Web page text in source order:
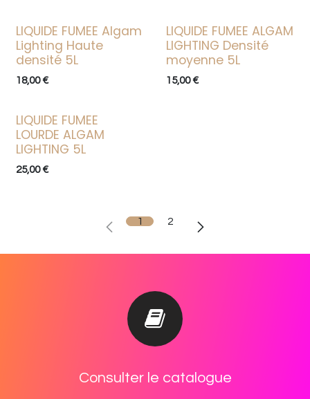
LIQUIDE FUMEE Algam
Lighting Haute
densité 5L
18,00€
LIQUIDE FUMEE ALGAM
LIGHTING Densité
moyenne 5L
15,00€
LIQUIDE FUMEE
LOURDE ALGAM
LIGHTING 5L
25,00€
1 2
Cons​ulter le catalogue